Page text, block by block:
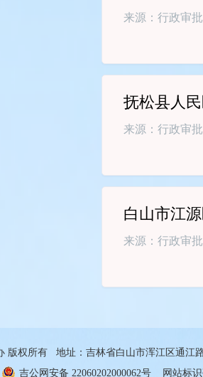
来源：行政审
抚松县人
来源：行政审
白山市江
来源：行政审
版权所有 地址：吉林省白山市浑江区通江
吉公网安备 22060202000062号 网站标识